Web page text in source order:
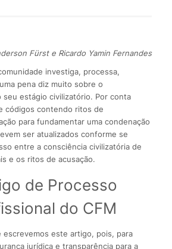
Fürst e Ricardo Yamin Fernandes
investiga, processa,
pena diz muito sobre o
estágio civilizatório. Por conta
códigos contendo ritos de
para fundamentar uma condenação
ser atualizados conforme se
entre a consciência civilizatória de
e os ritos de acusação.
de Processo
do CFM
escrevemos este artigo, pois, para
jurídica e transparência para a